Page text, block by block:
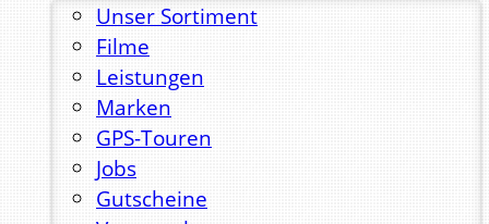
Unser Sortiment
Filme
Leistungen
Marken
GPS-Touren
Jobs
Gutscheine